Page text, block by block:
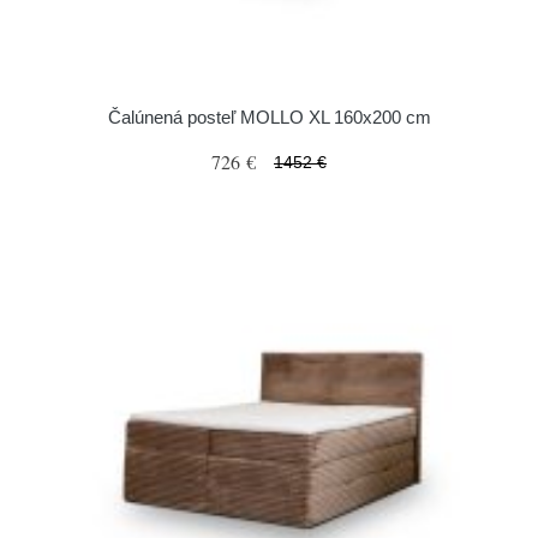
Čalúnená posteľ MOLLO XL 160x200 cm
726 € 1452 €